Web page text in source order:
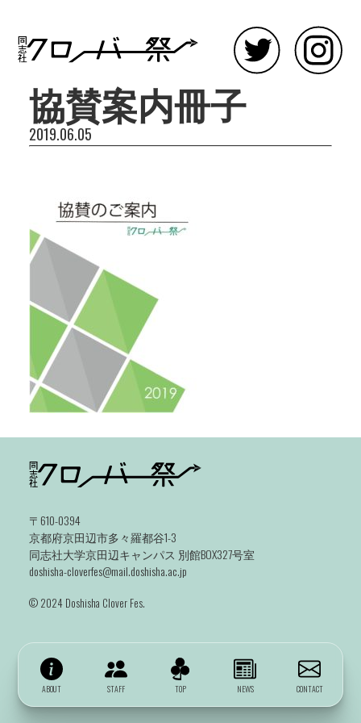
協賛案内冊子
2019.06.05
ABOUT STAFF TOP NEWS CONTACT
〒610-0394
京都府京田辺市多々羅都谷1-3
同志社大学京田辺キャンパス 別館BOX327号室
doshisha-cloverfes@mail.doshisha.ac.jp
©️ 2024 Doshisha Clover Fes.